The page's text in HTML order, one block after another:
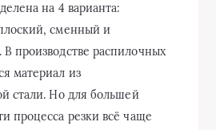
на 4 варианта:
сменный и
производстве распилочных
материал из
стали. Но для большей
процесса резки всё чаще